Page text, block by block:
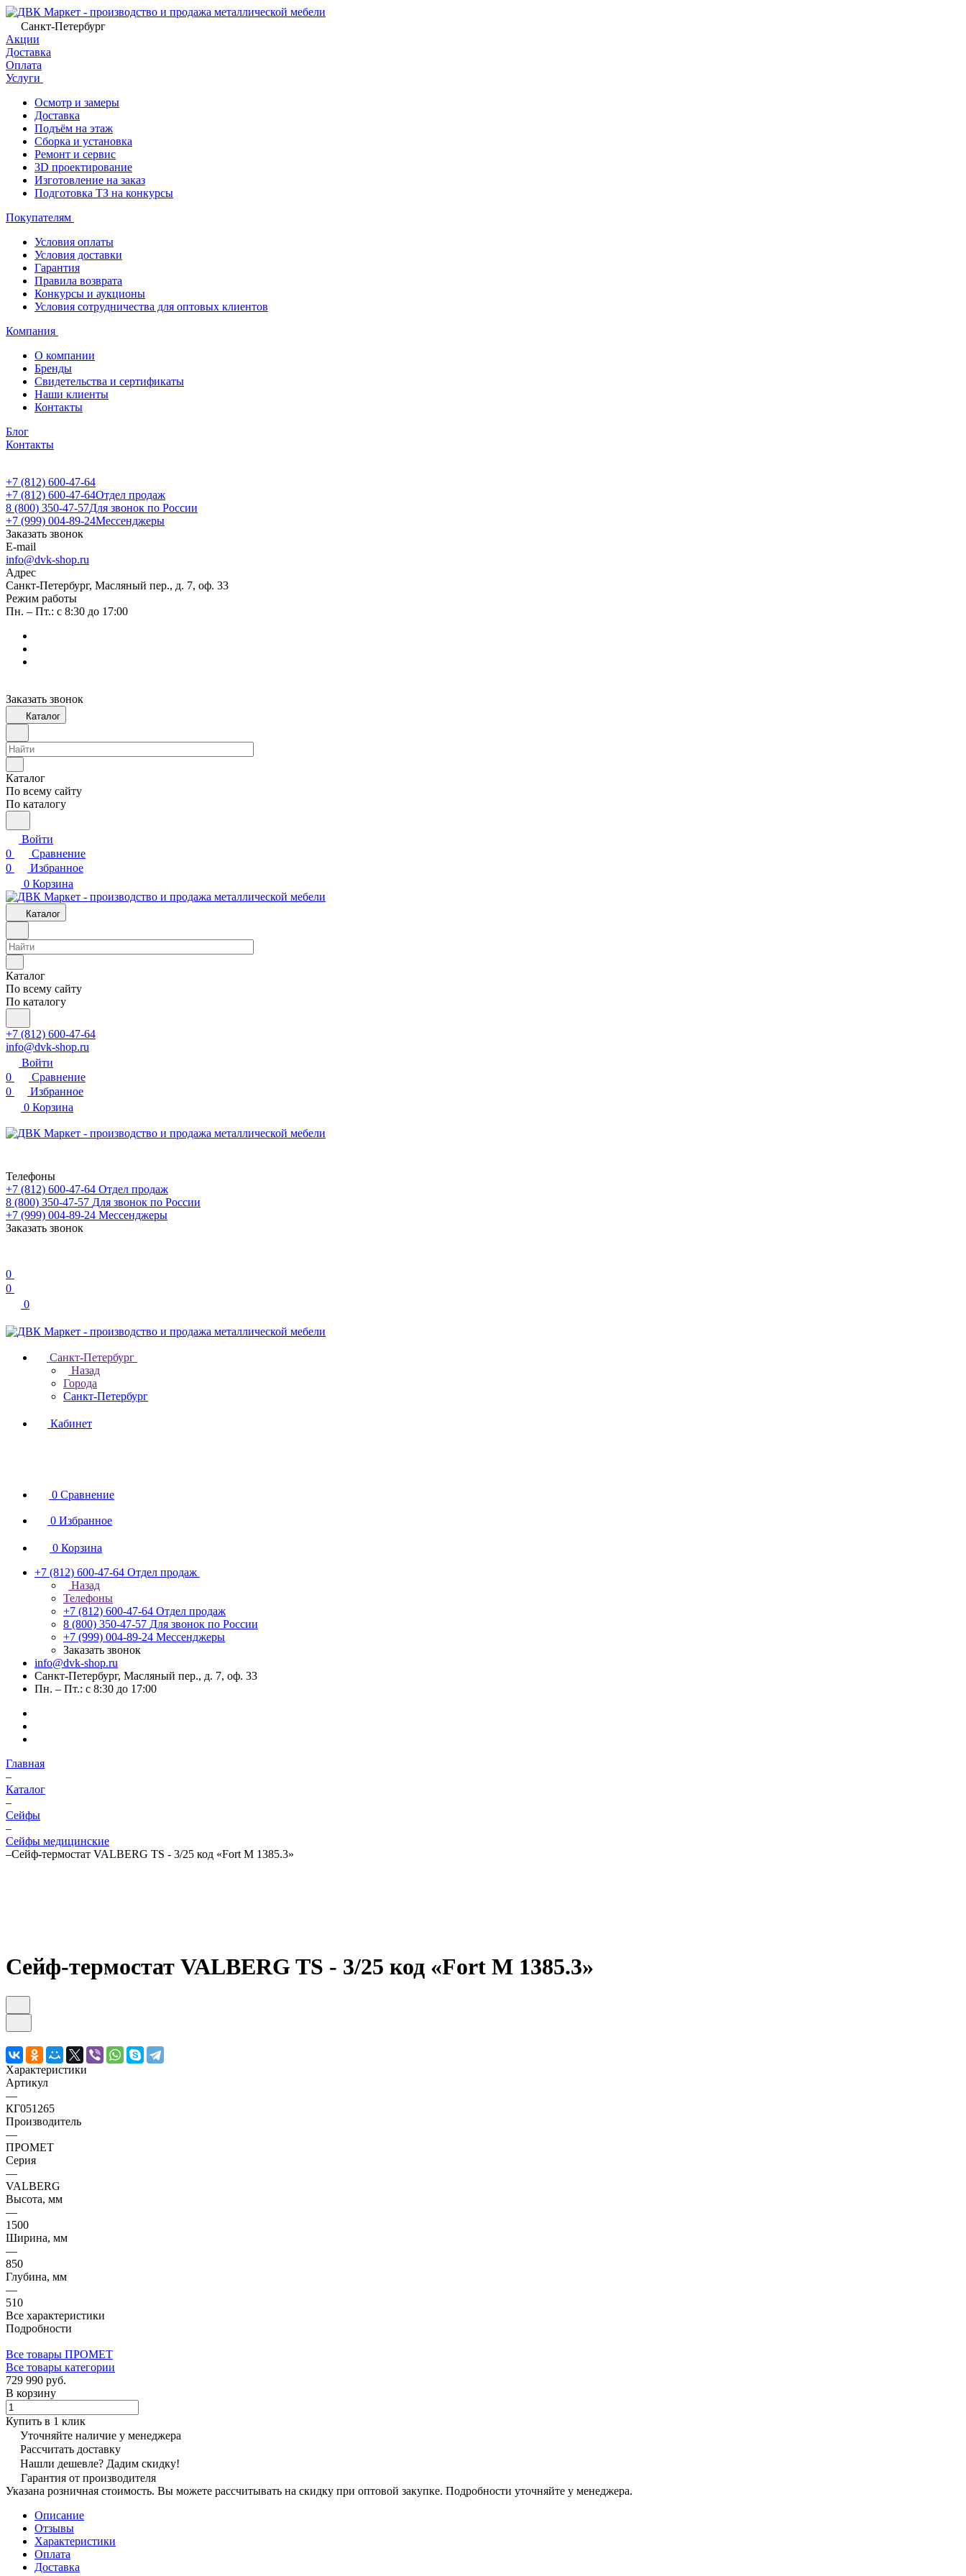
Санкт-Петербург
Акции
Доставка
Оплата
Услуги
Осмотр и замеры
Доставка
Подъём на этаж
Сборка и установка
Ремонт и сервис
3D проектирование
Изготовление на заказ
Подготовка ТЗ на конкурсы
Покупателям
Условия оплаты
Условия доставки
Гарантия
Правила возврата
Конкурсы и аукционы
Условия сотрудничества для оптовых клиентов
Компания
О компании
Бренды
Свидетельства и сертификаты
Наши клиенты
Контакты
Блог
Контакты
+7 (812) 600-47-64
+7 (812) 600-47-64Отдел продаж
8 (800) 350-47-57Для звонок по России
+7 (999) 004-89-24Мессенджеры
Заказать звонок
E-mail
info@dvk-shop.ru
Адрес
Санкт-Петербург, Масляный пер., д. 7, оф. 33
Режим работы
Пн. – Пт.: с 8:30 до 17:00
Заказать звонок
Каталог
Каталог
По всему сайту
По каталогу
Войти
0
Сравнение
0
Избранное
0 Корзина
Каталог
Каталог
По всему сайту
По каталогу
+7 (812) 600-47-64
info@dvk-shop.ru
Войти
0
Сравнение
0
Избранное
0 Корзина
Телефоны
+7 (812) 600-47-64 Отдел продаж
8 (800) 350-47-57 Для звонок по России
+7 (999) 004-89-24 Мессенджеры
Заказать звонок
0
0
0
Санкт-Петербург
Назад
Города
Санкт-Петербург
Кабинет
0 Сравнение
0 Избранное
0 Корзина
+7 (812) 600-47-64 Отдел продаж
Назад
Телефоны
+7 (812) 600-47-64 Отдел продаж
8 (800) 350-47-57 Для звонок по России
+7 (999) 004-89-24 Мессенджеры
Заказать звонок
info@dvk-shop.ru
Санкт-Петербург, Масляный пер., д. 7, оф. 33
Пн. – Пт.: с 8:30 до 17:00
Главная
–
Каталог
–
Cейфы
–
Сейфы медицинские
–Сейф-термостат VALBERG TS - 3/25 код «Fort M 1385.3»
Сейф-термостат VALBERG TS - 3/25 код «Fort M 1385.3»
Характеристики
Артикул
—
КГ051265
Производитель
—
ПРОМЕТ
Серия
—
VALBERG
Высота, мм
—
1500
Ширина, мм
—
850
Глубина, мм
—
510
Все характеристики
Подробности
Все товары ПРОМЕТ
Все товары категории
729 990 руб.
В корзину
Купить в 1 клик
Уточняйте наличие у менеджера
Рассчитать доставку
Нашли дешевле? Дадим скидку!
Гарантия от производителя
Указана розничная стоимость. Вы можете рассчитывать на скидку при оптовой закупке. Подробности уточняйте у менеджера.
Описание
Отзывы
Характеристики
Оплата
Доставка